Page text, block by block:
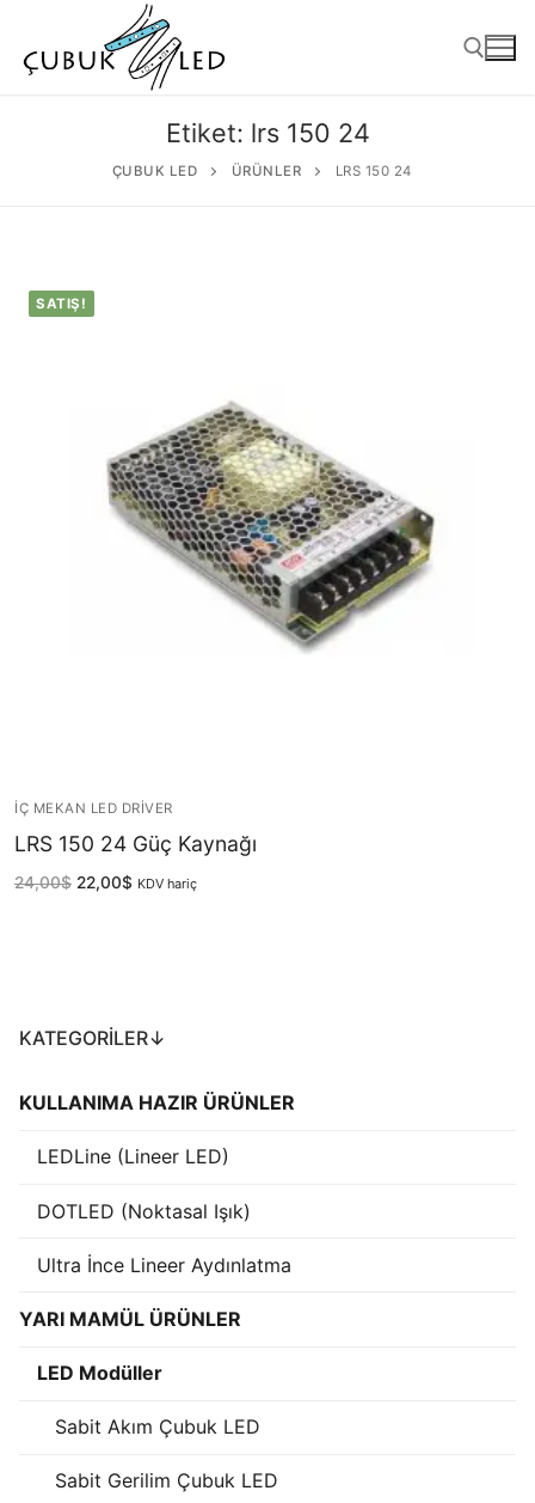
ÜRÜNLER
Kullanıma Hazır Ürünler
LEDLine (Lineer LED)
DOTLED
Ultra İnce Lineer Aydınlatma
Sabit Gerilim Çubuk LED
Işık Kontrol Sistemleri
DMX Kontrol Sistemleri
LED Güç Kaynakları
İç Mekan LED Driver
Dış Mekan LED Driver
DMX Nedir? Ürün Çeşitleri Nelerdir?
Cephe Animasyon LEDLine Serisi
Etiket: lrs 150 24
ÇUBUK LED ÜRÜNLER LRS 150 24
SATIŞ!
İÇ MEKAN LED DRIVER
LRS 150 24 Güç Kaynağı
24,00$ 22,00$ KDV hariç
KATEGORILER↓
KULLANIMA HAZIR ÜRÜNLER
LEDLine (Lineer LED)
DOTLED (Noktasal Işık)
Ultra İnce Lineer Aydınlatma
YARI MAMÜL ÜRÜNLER
LED Modüller
Sabit Akım Çubuk LED
Sabit Gerilim Çubuk LED